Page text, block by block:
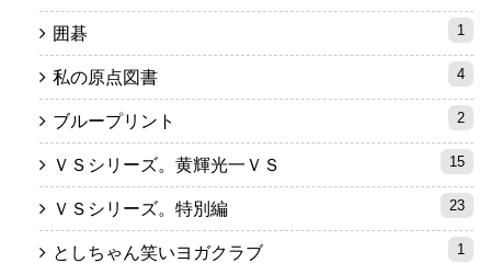
囲碁 1
私の原点図書 4
ブループリント 2
ＶＳシリーズ。黄輝光一ＶＳ 15
ＶＳシリーズ。特別編 23
としちゃん笑いヨガクラブ 1